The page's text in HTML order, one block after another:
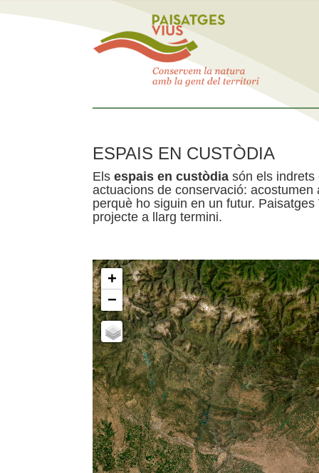
ESPAIS EN CUSTÒDIA
Els espais en custòdia són els indrets
actuacions de conservació:
perquè ho siguin en un futur.
projecte a llarg termini.
+
−